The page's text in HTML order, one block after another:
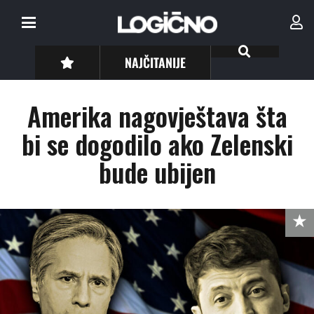
NAJČITANIJE
Amerika nagovještava šta
bi se dogodilo ako Zelenski
bude ubijen